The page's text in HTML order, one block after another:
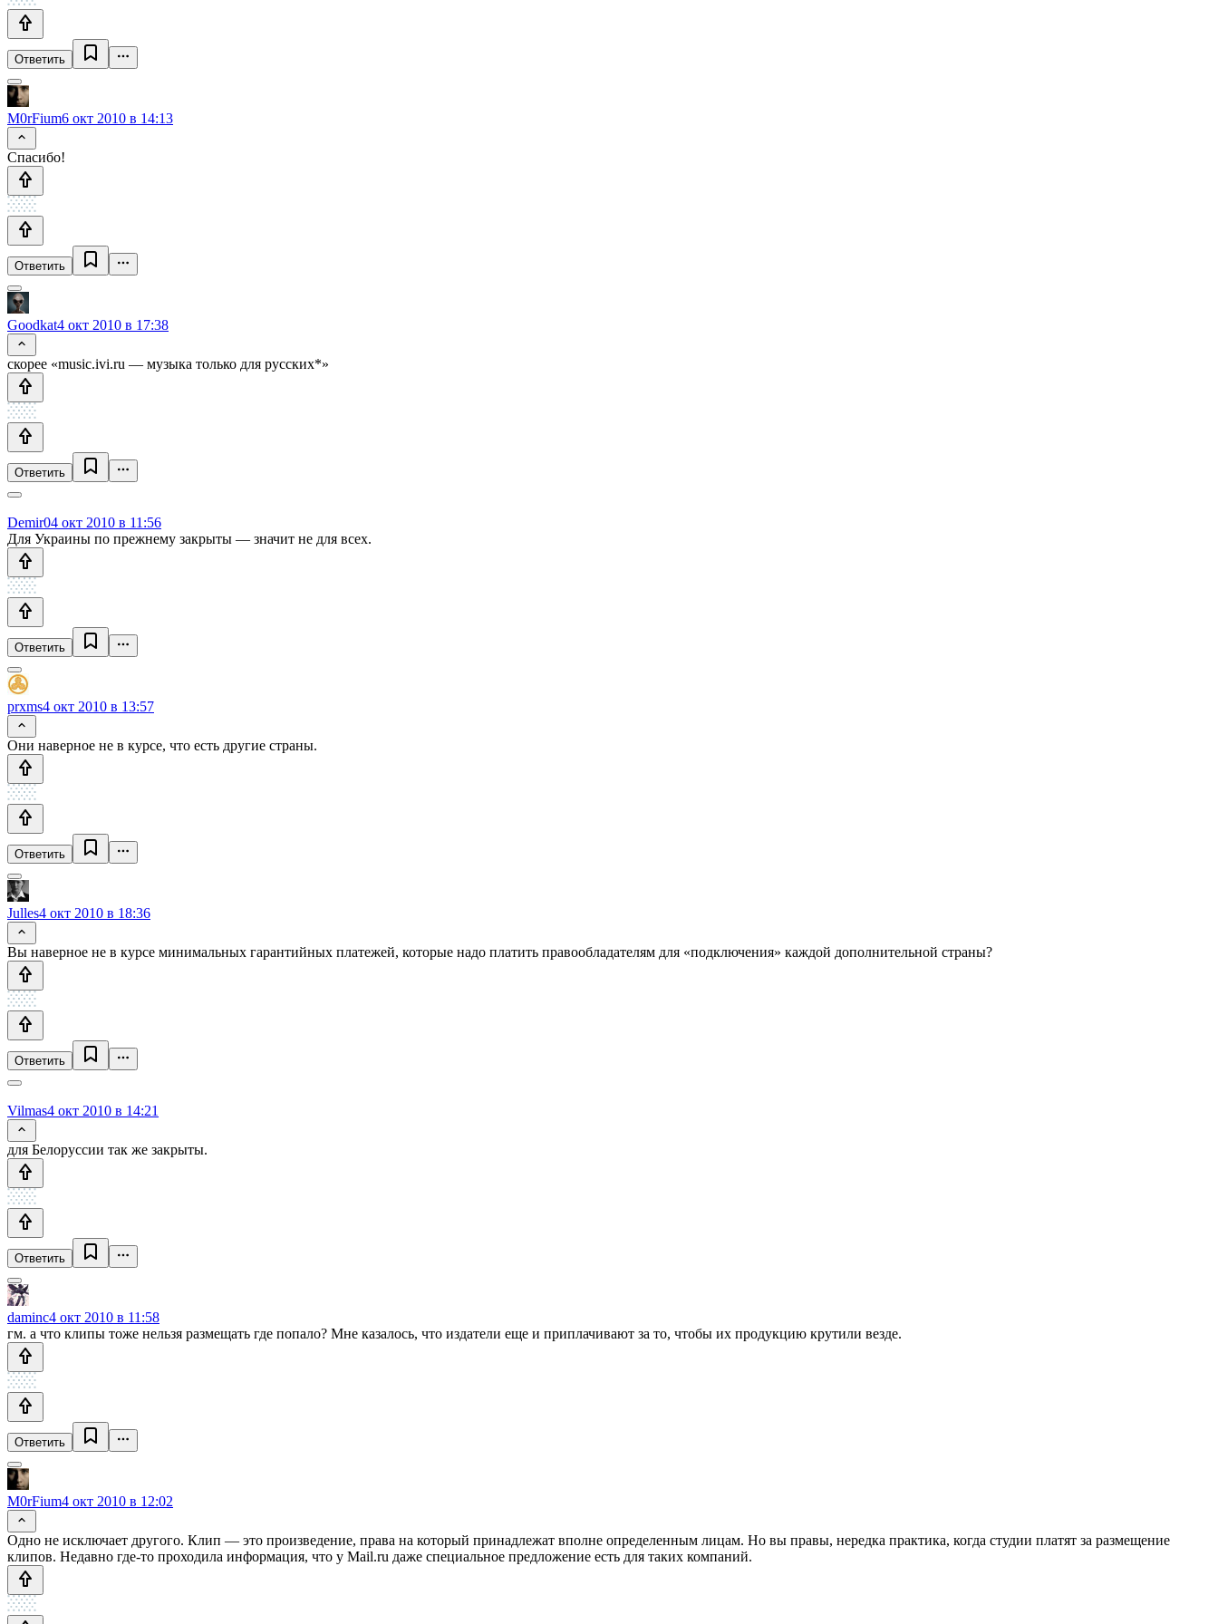
Ответить
M0rFium6 окт 2010 в 14:13
Спасибо!
Ответить
Goodkat4 окт 2010 в 17:38
скорее «music.ivi.ru — музыка только для русских*»
Ответить
Demir04 окт 2010 в 11:56
Для Украины по прежнему закрыты — значит не для всех.
Ответить
prxms4 окт 2010 в 13:57
Они наверное не в курсе, что есть другие страны.
Ответить
Julles4 окт 2010 в 18:36
Вы наверное не в курсе минимальных гарантийных платежей, которые надо платить правообладателям для «подключения» каждой дополнительной страны?
Ответить
Vilmas4 окт 2010 в 14:21
для Белоруссии так же закрыты.
Ответить
daminc4 окт 2010 в 11:58
гм. а что клипы тоже нельзя размещать где попало? Мне казалось, что издатели еще и приплачивают за то, чтобы их продукцию крутили везде.
Ответить
M0rFium4 окт 2010 в 12:02
Одно не исключает другого. Клип — это произведение, права на который принадлежат вполне определенным лицам. Но вы правы, нередка практика, когда студии платят за размещение
клипов. Недавно где-то проходила информация, что у Mail.ru даже специальное предложение есть для таких компаний.